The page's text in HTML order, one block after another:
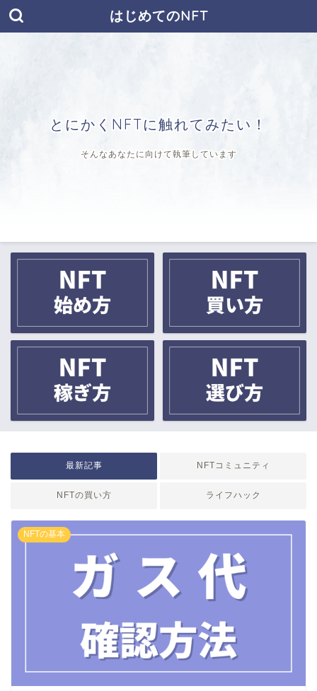
はじめてのNFT
とにかくNFTに触れてみたい！
そんなあなたに向けて執筆しています
最新記事 NFTコミュニティ
NFTの買い方 ライフハック
NFTの基本